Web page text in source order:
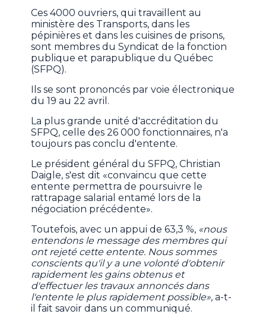
Ces 4000 ouvriers, qui travaillent au
ministère des Transports, dans les
pépinières et dans les cuisines de prisons,
sont membres du Syndicat de la fonction
publique et parapublique du Québec
(SFPQ).
Ils se sont prononcés par voie électronique
du 19 au 22 avril.
La plus grande unité d'accréditation du
SFPQ, celle des 26 000 fonctionnaires, n'a
toujours pas conclu d'entente.
Le président général du SFPQ, Christian
Daigle, s'est dit «convaincu que cette
entente permettra de poursuivre le
rattrapage salarial entamé lors de la
négociation précédente».
Toutefois, avec un appui de 63,3 %, «nous
entendons le message des membres qui
ont rejeté cette entente. Nous sommes
conscients qu'il y a une volonté d'obtenir
rapidement les gains obtenus et
d'effectuer les travaux annoncés dans
l'entente le plus rapidement possible», a-t-
il fait savoir dans un communiqué.